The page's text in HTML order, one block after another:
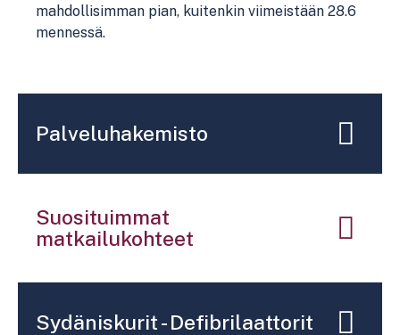
mahdollisimman pian, kuitenkin viimeistään 28.6
mennessä.
Palveluhakemisto
Suosituimmat
matkailukohteet
Sydäniskurit - Defibrilaattorit